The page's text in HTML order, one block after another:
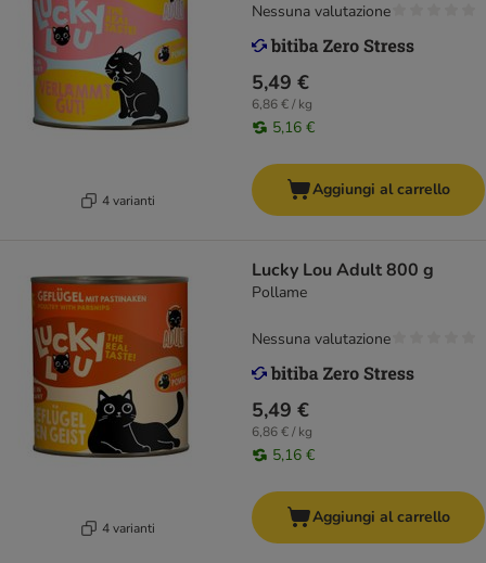
4 varianti
5,49 €
6,86 € / kg
5,16 €
Nessuna valutazione
Aggiungi al carrello
4 varianti
Lucky Lou Adult 800 g
Pollame
5,49 €
6,86 € / kg
5,16 €
Nessuna valutazione
Aggiungi al carrello